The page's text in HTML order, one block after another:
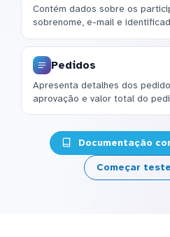
Contém dados sobre os
sobrenome, e-mail e
Pedidos
Apresenta detalhes dos
aprovação e valor total do
Documentação
Começar